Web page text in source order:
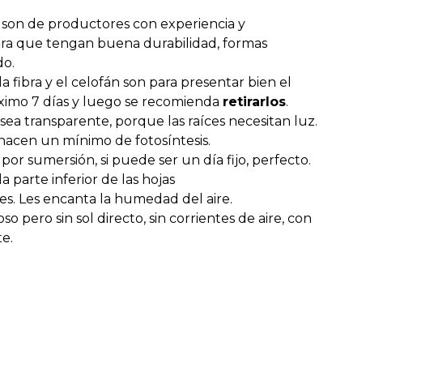
de productores con experiencia y
que tengan buena durabilidad, formas
fibra y el celofán son para presentar bien el
7 días y luego se recomienda retirarlos.
transparente, porque las raíces necesitan luz.
un mínimo de fotosíntesis.
sumersión, si puede ser un día fijo, perfecto.
parte inferior de las hojas
Les encanta la humedad del aire.
pero sin sol directo, sin corrientes de aire, con